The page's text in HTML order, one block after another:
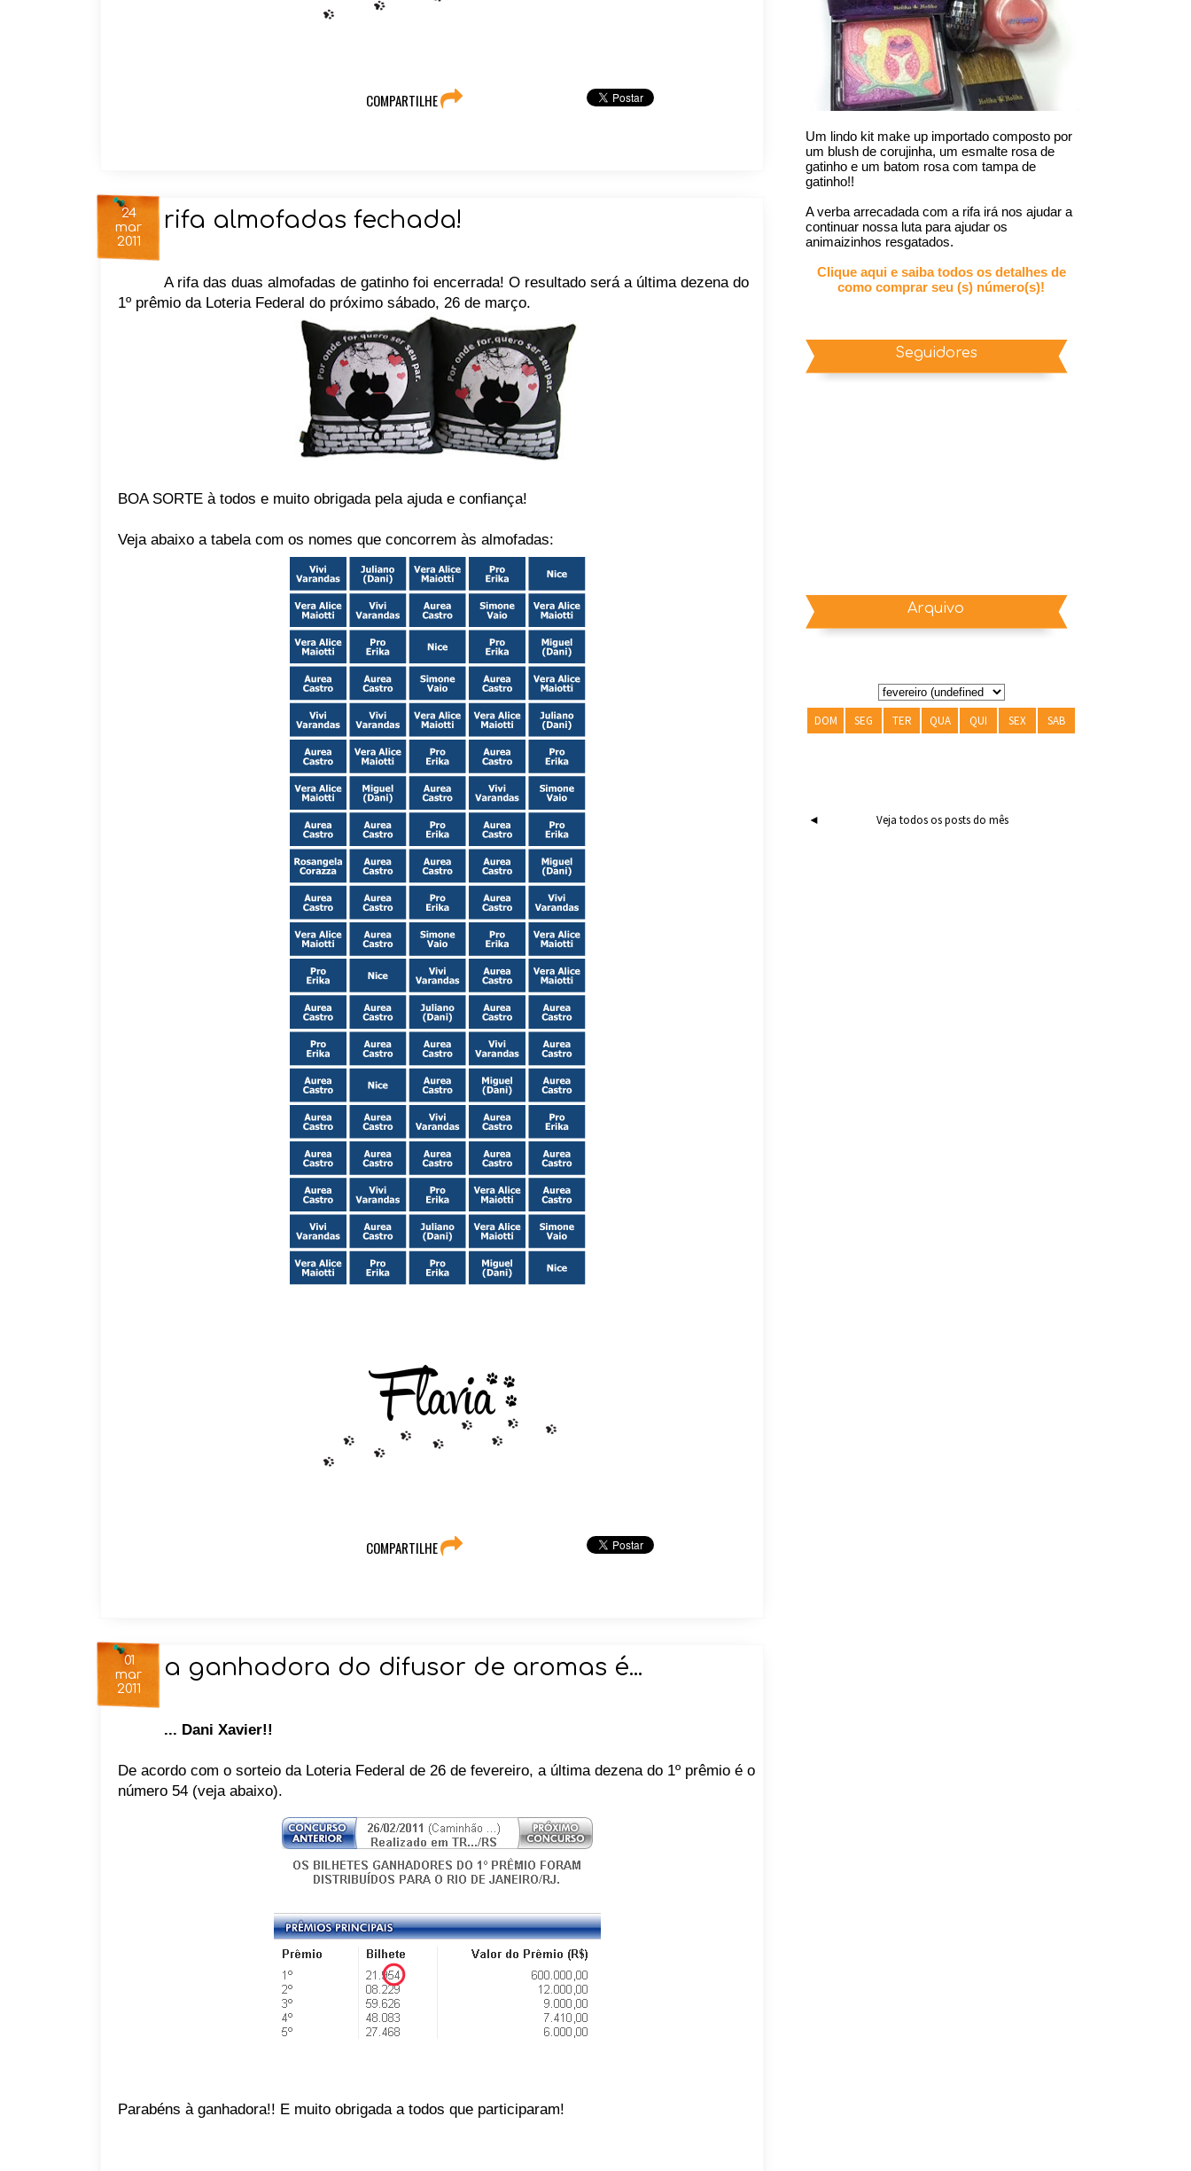
COMPARTILHE
24
mar
2011
rifa almofadas fechada!
A rifa das duas almofadas de gatinho foi encerrada! O resultado será a última dezena do
1º prêmio da Loteria Federal do próximo sábado, 26 de março.
BOA SORTE à todos e muito obrigada pela ajuda e confiança!
Veja abaixo a tabela com os nomes que concorrem às almofadas:
COMPARTILHE
01
mar
2011
a ganhadora do difusor de aromas é...
... Dani Xavier!!
De acordo com o sorteio da Loteria Federal de 26 de fevereiro, a última dezena do 1º prêmio é o
número 54 (veja abaixo).
Parabéns à ganhadora!! E muito obrigada a todos que participaram!
Um lindo kit make up importado composto por
um blush de corujinha, um esmalte rosa de
gatinho e um batom rosa com tampa de
gatinho!!
A verba arrecadada com a rifa irá nos ajudar a
continuar nossa luta para ajudar os
animaizinhos resgatados.
Clique aqui e saiba todos os detalhes de
como comprar seu (s) número(s)!
Seguidores
Arquivo
DOM SEG TER QUA QUI SEX SAB
◄ Veja todos os posts do mês